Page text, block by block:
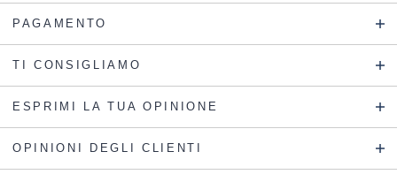
PAGAMENTO
TI CONSIGLIAMO
ESPRIMI LA TUA OPINIONE
OPINIONI DEGLI CLIENTI